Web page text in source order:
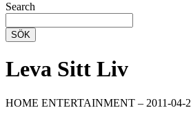
Search
SÖK
Leva Sitt Liv
HOME ENTERTAINMENT – 2011-04-